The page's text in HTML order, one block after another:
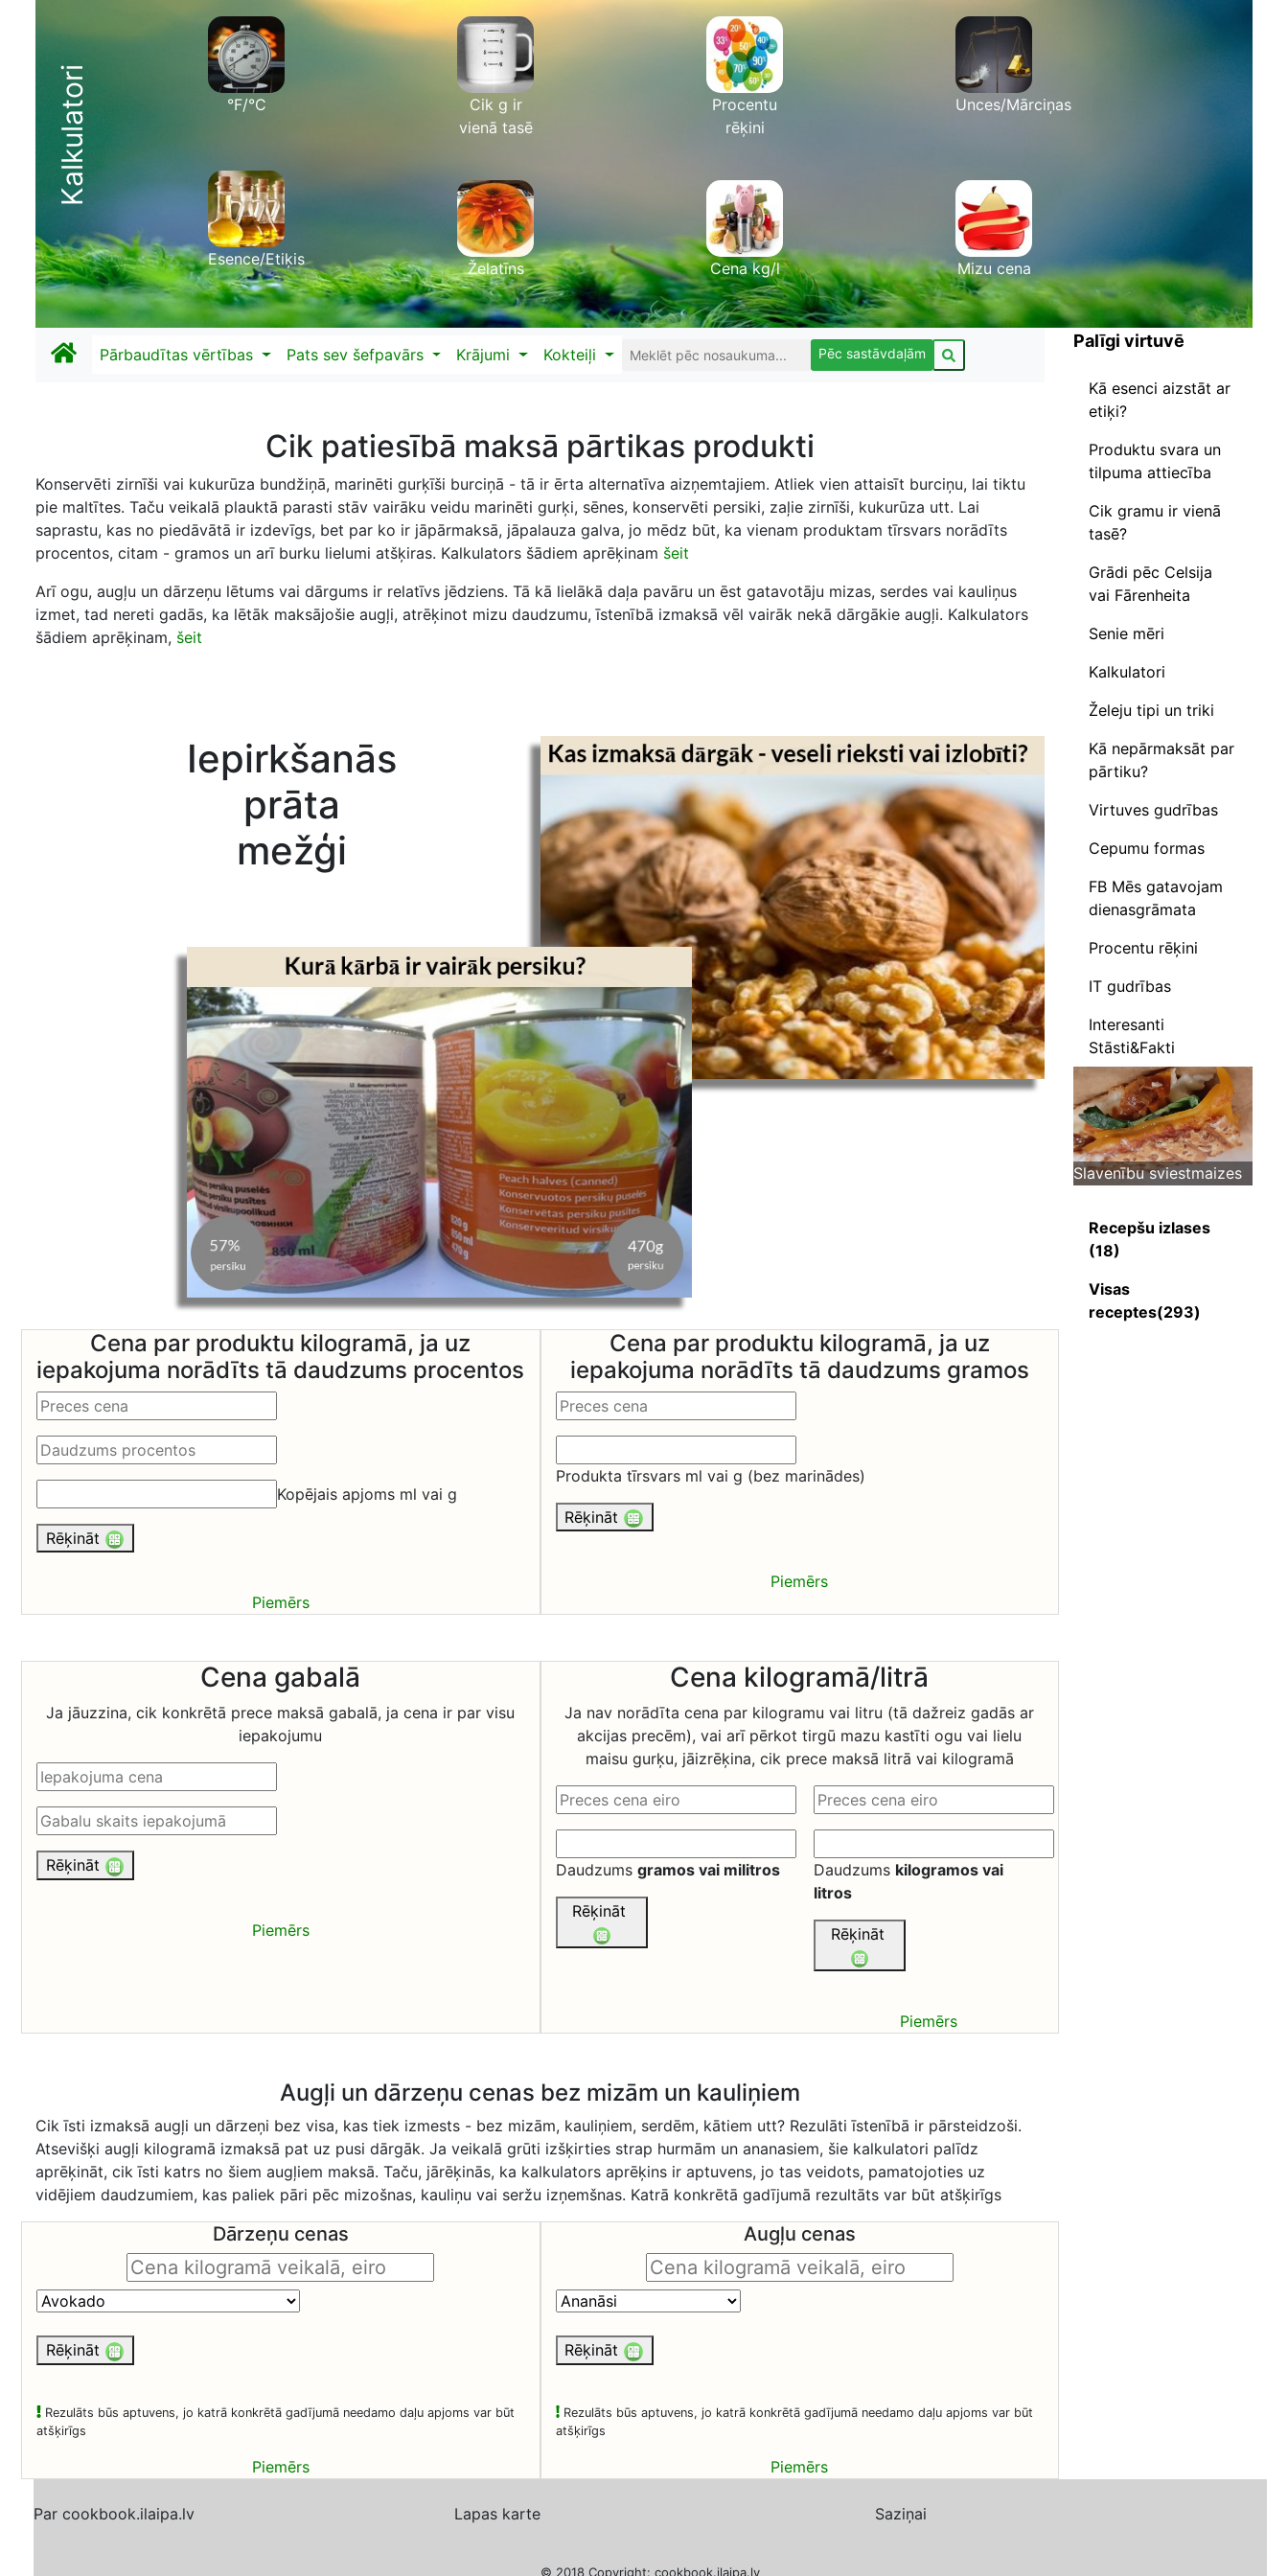
Kalkulatori °F/°C
Cik g ir
vienā tasē
Procentu
rēķini
Unces/Mārciņas
Esence/Etiķis
Želatīns Cena kg/l Mizu cena
Pārbaudītas vērtības Pats sev šefpavārs Krājumi Kokteiļi Pēc sastāvdaļām
Cik patiesībā maksā pārtikas produkti
Konservēti zirnīši vai kukurūza bundžiņā, marinēti gurķīši burciņā - tā ir ērta alternatīva aizņemtajiem. Atliek vien attaisīt burciņu, lai tiktu
pie maltītes. Taču veikalā plauktā parasti stāv vairāku veidu marinēti gurķi, sēnes, konservēti persiki, zaļie zirnīši, kukurūza utt. Lai
saprastu, kas no piedāvātā ir izdevīgs, bet par ko ir jāpārmaksā, jāpalauza galva, jo mēdz būt, ka vienam produktam tīrsvars norādīts
procentos, citam - gramos un arī burku lielumi atšķiras. Kalkulators šādiem aprēķinam šeit
Arī ogu, augļu un dārzeņu lētums vai dārgums ir relatīvs jēdziens. Tā kā lielākā daļa pavāru un ēst gatavotāju mizas, serdes vai kauliņus
izmet, tad nereti gadās, ka lētāk maksājošie augļi, atrēķinot mizu daudzumu, īstenībā izmaksā vēl vairāk nekā dārgākie augļi. Kalkulators
šādiem aprēķinam, šeit
Iepirkšanās
prāta
mežģi
Cena par produktu kilogramā, ja uz
iepakojuma norādīts tā daudzums procentos
Kopējais apjoms ml vai g
Rēķināt
Piemērs
Cena par produktu kilogramā, ja uz
iepakojuma norādīts tā daudzums gramos
Produkta tīrsvars ml vai g (bez marinādes)
Rēķināt
Piemērs
Cena gabalā
Ja jāuzzina, cik konkrētā prece maksā gabalā, ja cena ir par visu
iepakojumu
Rēķināt
Piemērs
Cena kilogramā/litrā
Ja nav norādīta cena par kilogramu vai litru (tā dažreiz gadās ar
akcijas precēm), vai arī pērkot tirgū mazu kastīti ogu vai lielu
maisu gurķu, jāizrēķina, cik prece maksā litrā vai kilogramā
Daudzums gramos vai militros
Rēķināt
Daudzums kilogramos vai
litros
Rēķināt
Piemērs
Augļi un dārzeņu cenas bez mizām un kauliņiem
Cik īsti izmaksā augļi un dārzeņi bez visa, kas tiek izmests - bez mizām, kauliņiem, serdēm, kātiem utt? Rezulāti īstenībā ir pārsteidzoši.
Atsevišķi augļi kilogramā izmaksā pat uz pusi dārgāk. Ja veikalā grūti izšķirties strap hurmām un ananasiem, šie kalkulatori palīdz
aprēķināt, cik īsti katrs no šiem augļiem maksā. Taču, jārēķinās, ka kalkulators aprēķins ir aptuvens, jo tas veidots, pamatojoties uz
vidējiem daudzumiem, kas paliek pāri pēc mizošnas, kauliņu vai seržu izņemšnas. Katrā konkrētā gadījumā rezultāts var būt atšķirīgs
Dārzeņu cenas
Rēķināt
Rezulāts būs aptuvens, jo katrā konkrētā gadījumā needamo daļu apjoms var būt
atšķirīgs
Piemērs
Augļu cenas
Rēķināt
Rezulāts būs aptuvens, jo katrā konkrētā gadījumā needamo daļu apjoms var būt
atšķirīgs
Piemērs
Palīgi virtuvē
Kā esenci aizstāt ar
etiķi?
Produktu svara un
tilpuma attiecība
Cik gramu ir vienā
tasē?
Grādi pēc Celsija
vai Fārenheita
Senie mēri
Kalkulatori
Želeju tipi un triki
Kā nepārmaksāt par
pārtiku?
Virtuves gudrības
Cepumu formas
FB Mēs gatavojam
dienasgrāmata
Procentu rēķini
IT gudrības
Interesanti
Stāsti&Fakti
Slavenību sviestmaizes
Recepšu izlases
(18)
Visas
receptes(293)
Par cookbook.ilaipa.lv Lapas karte Saziņai
© 2018 Copyright: cookbook.ilaipa.lv